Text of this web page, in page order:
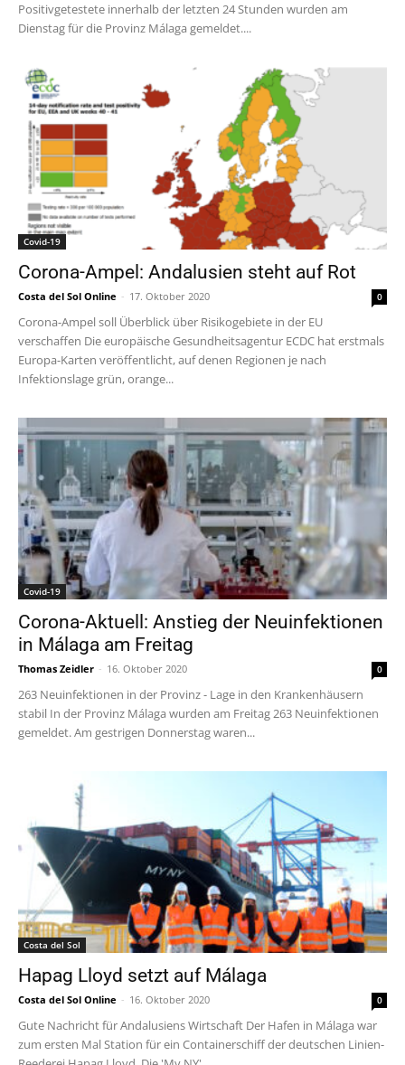
Positivgetestete innerhalb der letzten 24 Stunden wurden am
Dienstag für die Provinz Málaga gemeldet....
Covid-19
Corona-Ampel: Andalusien steht auf Rot
Costa del Sol Online - 17. Oktober 2020 0
Corona-Ampel soll Überblick über Risikogebiete in der EU
verschaffen Die europäische Gesundheitsagentur ECDC hat erstmals
Europa-Karten veröffentlicht, auf denen Regionen je nach
Infektionslage grün, orange...
Covid-19
Corona-Aktuell: Anstieg der Neuinfektionen
in Málaga am Freitag
Thomas Zeidler - 16. Oktober 2020 0
263 Neuinfektionen in der Provinz - Lage in den Krankenhäusern
stabil In der Provinz Málaga wurden am Freitag 263 Neuinfektionen
gemeldet. Am gestrigen Donnerstag waren...
Costa del Sol
Hapag Lloyd setzt auf Málaga
Costa del Sol Online - 16. Oktober 2020 0
Gute Nachricht für Andalusiens Wirtschaft Der Hafen in Málaga war
zum ersten Mal Station für ein Containerschiff der deutschen Linien-